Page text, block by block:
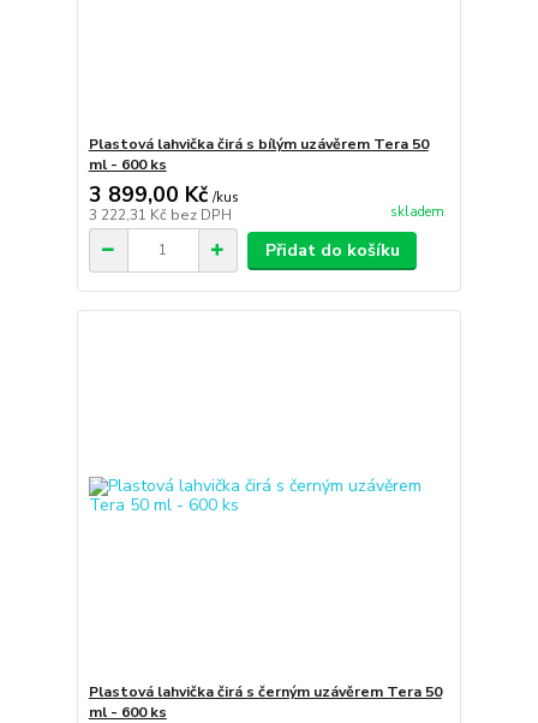
Plastová lahvička čirá s bílým uzávěrem Tera 50
ml - 600 ks
3 899,00 Kč /kus
3 222,31 Kč bez DPH skladem
Přidat do košíku
Plastová lahvička čirá s černým uzávěrem Tera 50
ml - 600 ks